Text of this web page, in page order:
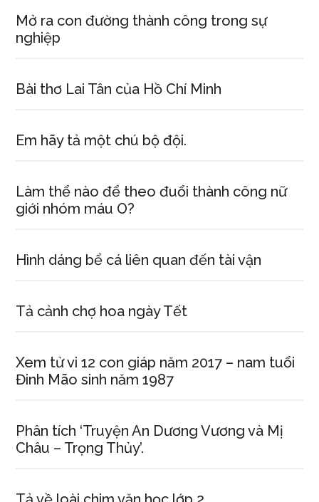
Mở ra con đường thành công trong sự
nghiệp
Bài thơ Lai Tân của Hồ Chí Minh
Em hãy tả một chú bộ đội.
Làm thể nào để theo đuổi thành công nữ
giới nhóm máu O?
Hình dáng bể cá liên quan đến tài vận
Tả cảnh chợ hoa ngày Tết
Xem tử vi 12 con giáp năm 2017 – nam tuổi
Đinh Mão sinh năm 1987
Phân tích ‘Truyện An Dương Vương và Mị
Châu – Trọng Thủy’.